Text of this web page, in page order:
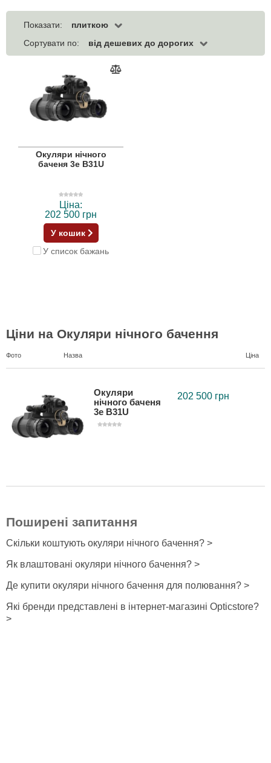
Показати:
плиткою
Сортувати по:
від дешевих до дорогих
Окуляри нічного
баченя 3e B31U
Ціна:
202 500 грн
У кошик
У список бажань
Ціни на Окуляри нічного бачення
Фото Назва Ціна
Окуляри
нічного баченя
3e B31U
202 500 грн
Поширені запитання
Скільки коштують окуляри нічного бачення? >
Як влаштовані окуляри нічного бачення? >
Де купити окуляри нічного бачення для полювання? >
Які бренди представлені в інтернет-магазині Opticstore?
>